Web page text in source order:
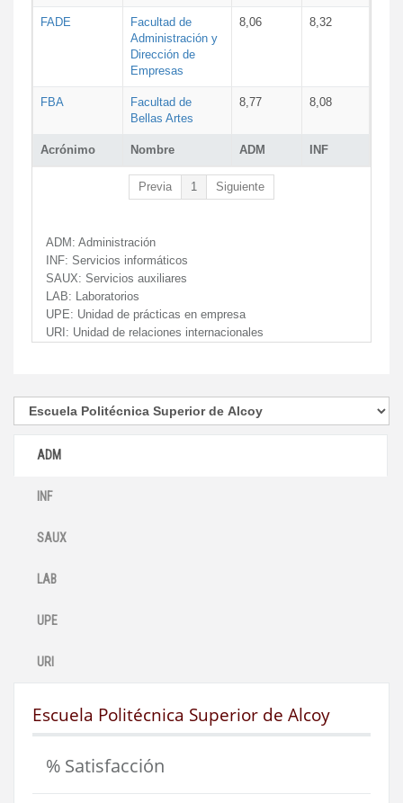
Acrónimo Nombre ADM INF
FADE
Facultad de
Administración y
Dirección de
Empresas
8,06 8,32
FBA
Facultad de
Bellas Artes
8,77 8,08
Previa 1 Siguiente
ADM: Administración
INF: Servicios informáticos
SAUX: Servicios auxiliares
LAB: Laboratorios
UPE: Unidad de prácticas en empresa
URI: Unidad de relaciones internacionales
ADM
INF
SAUX
LAB
UPE
URI
Escuela Politécnica Superior de Alcoy
% Satisfacción